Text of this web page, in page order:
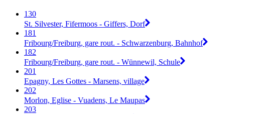
130
St. Silvester, Fifermoos - Giffers, Dorf
181
Fribourg/Freiburg, gare rout. - Schwarzenburg, Bahnhof
182
Fribourg/Freiburg, gare rout. - Wünnewil, Schule
201
Epagny, Les Gottes - Marsens, village
202
Morlon, Eglise - Vuadens, Le Maupas
203